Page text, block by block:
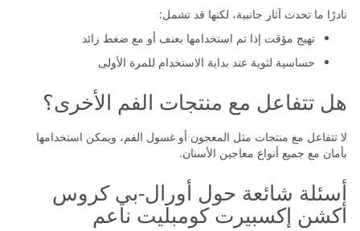
نادرًا ما تحدث آثار جانبية، لكنها قد تشمل:
تهيج مؤقت إذا تم استخدامها بعنف أو مع ضغط زائد
حساسية لثوية عند بداية الاستخدام للمرة الأولى
هل تتفاعل مع منتجات الفم الأخرى؟
لا تتفاعل مع منتجات مثل المعجون أو غسول الفم، ويمكن استخدامها
بأمان مع جميع أنواع معاجين الأسنان.
أسئلة شائعة حول أورال-بي كروس
أكشن إكسبيرت كومبليت ناعم